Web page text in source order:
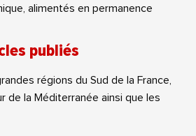
alimentés en permanence
publiés
régions du Sud de la France,
de la Méditerranée ainsi que les